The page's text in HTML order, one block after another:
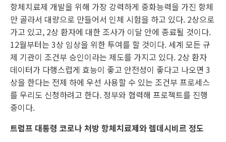
항체치료제 개발을 위해 가장 강력하게 중화능력을 가진 항체
만 골라서 대량으로 만들어서 인체 시험을 하고 있다. 2상으로
가고 있고, 2상 환자에 대한 조사가 이달 안에 종료될 것이다.
12월부터는 3상 임상을 위한 투여를 할 것이다. 세계 모든 규
제 기관이 조건부 승인이라는 제도를 가지고 있다. 2상 환자
데이터가 다행스럽게 효능이 좋고 안전성이 좋다고 나오면 3
상을 한다는 전제 하에 우선 사용할 수 있는 조건부 프로세스
를 우리도 신청하려고 한다. 정부와 협력해 프로젝트를 진행
중이다.
트럼프 대통령 코로나 처방 항체치료제와 렘데시비르 정도